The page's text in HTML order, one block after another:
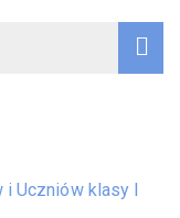
i Uczniów klasy I